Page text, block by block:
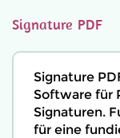
Signature PDF
Signature
Software für
Signaturen.
für eine